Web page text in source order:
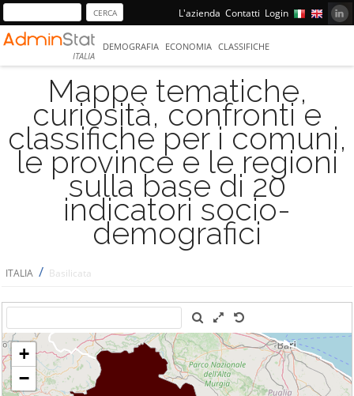
L'azienda Contatti Login
ITALIA
DEMOGRAFIA ECONOMIA CLASSIFICHE
Mappe tematiche,
curiosità, confronti e
classifiche per i comuni,
le province e le regioni
sulla base di 20
indicatori socio-
demografici
ITALIA / Basilicata